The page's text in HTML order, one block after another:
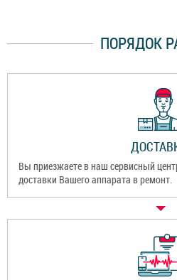
ПОРЯДОК
Вы приезжаете в наш сервисный
доставки Вашего аппарата в ремонт.